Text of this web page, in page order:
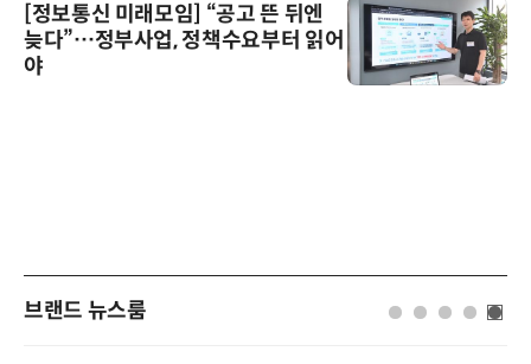
[정보통신 미래모임] “공고 뜬 뒤엔
늦다”…정부사업, 정책수요부터 읽어
야
브랜드 뉴스룸